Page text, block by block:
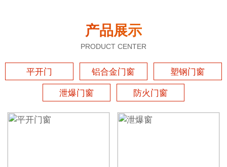
产品展示
PRODUCT CENTER
平开门 铝合金门窗 塑钢门窗
泄爆门窗 防火门窗